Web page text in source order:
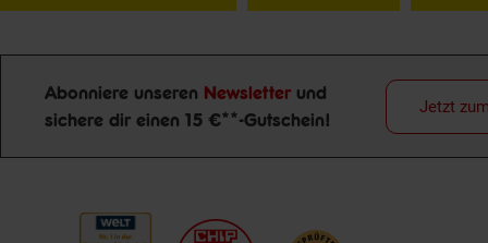
Newsletter Anmeldung
Abonniere unseren Newsletter und
sichere dir einen 15 €**-Gutschein!
Jetzt